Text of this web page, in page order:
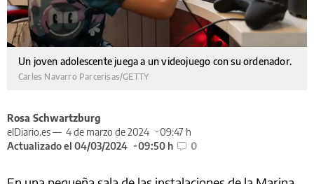
Un joven adolescente juega a un videojuego con su ordenador.
Carles Navarro Parcerisas/GETTY
Rosa Schwartzburg
elDiario.es — 4 de marzo de 2024
09:47 h
Actualizado el 04/03/2024
09:50 h 0